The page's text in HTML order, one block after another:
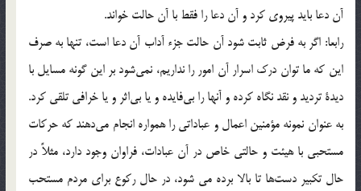
آن دعا بايد پيروي كرد و آن دعا را فقط با آن حالت خواند.
رابعا: اگر به فرض ثابت شود آن حالت جزء آداب آن دعا است، تنها به صرف
اين كه ما توان درك اسرار آن امور را نداريم، نمي‌شود بر اين گونه مسايل با
ديدة ترديد و نقد نگاه كرده و آنها را بي‌فايده و يا بي‌اثر و يا خرافي تلقي كرد.
به عنوان نمونه مؤمنين اعمال و عباداتي را همواره انجام مي‌دهند که حركات
مستحبي با هيئت و حالتي خاص در آن عبادات، فراوان وجود دارد، مثلاً در
حال تكبير دست‌ها تا بالا برده مي شود، در حال ركوع براي مردم مستحب